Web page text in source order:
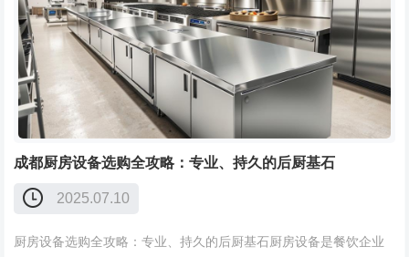
成都厨房设备选购全攻略：专业、持久的后厨基石
2025.07.10
厨房设备选购全攻略：专业、持久的后厨基石厨房设备是餐饮企业